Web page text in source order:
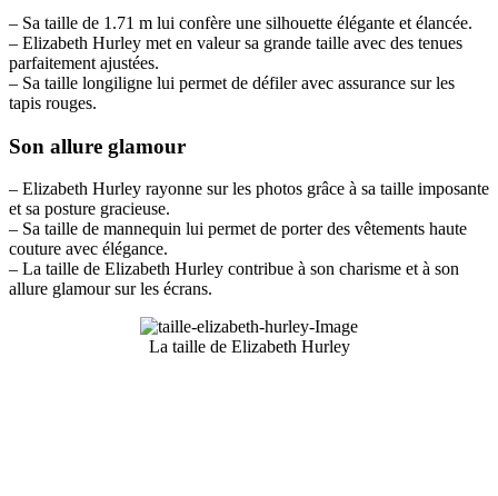
– Sa taille de 1.71 m lui confère une silhouette élégante et élancée.
– Elizabeth Hurley met en valeur sa grande taille avec des tenues
parfaitement ajustées.
– Sa taille longiligne lui permet de défiler avec assurance sur les
tapis rouges.
Son allure glamour
– Elizabeth Hurley rayonne sur les photos grâce à sa taille imposante
et sa posture gracieuse.
– Sa taille de mannequin lui permet de porter des vêtements haute
couture avec élégance.
– La taille de Elizabeth Hurley contribue à son charisme et à son
allure glamour sur les écrans.
La taille de Elizabeth Hurley